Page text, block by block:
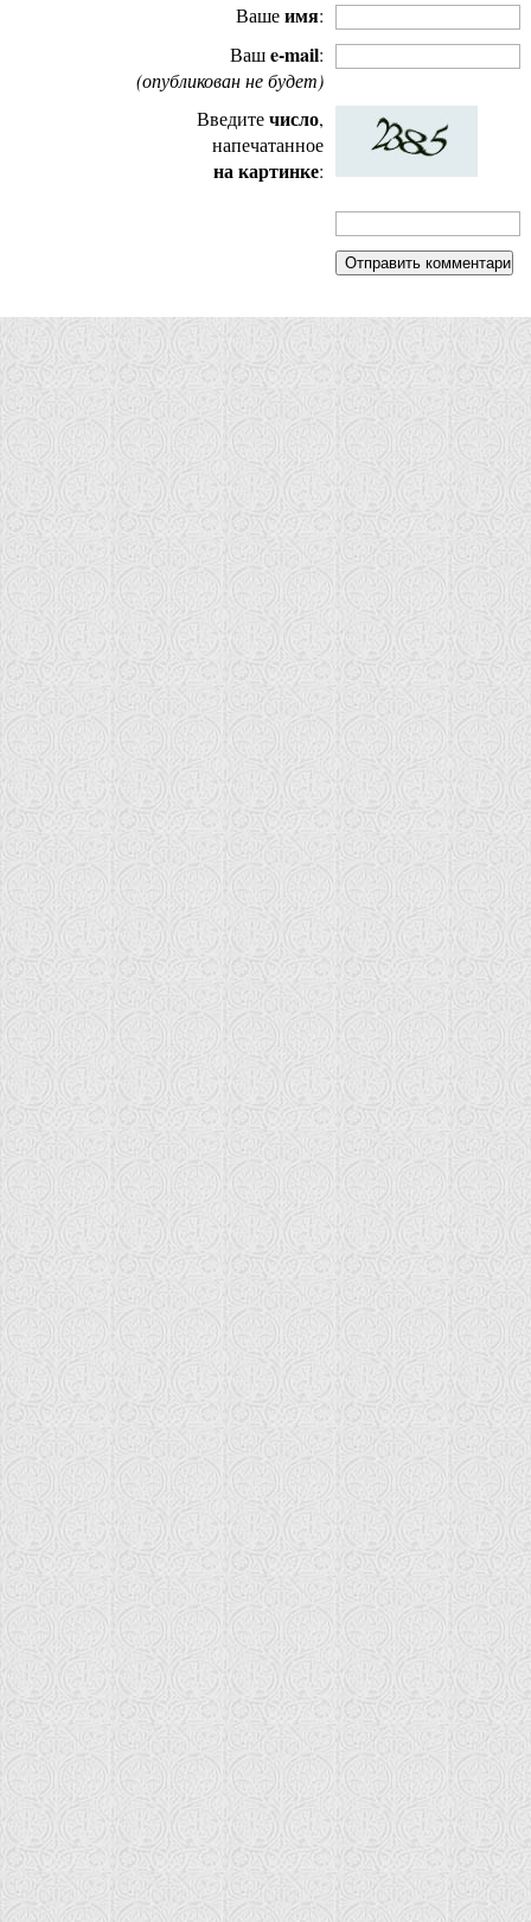
Вашеимя:
Вашe-mail:
(опубликован не будет)
Введитечисло,
напечатанное
на картинке: